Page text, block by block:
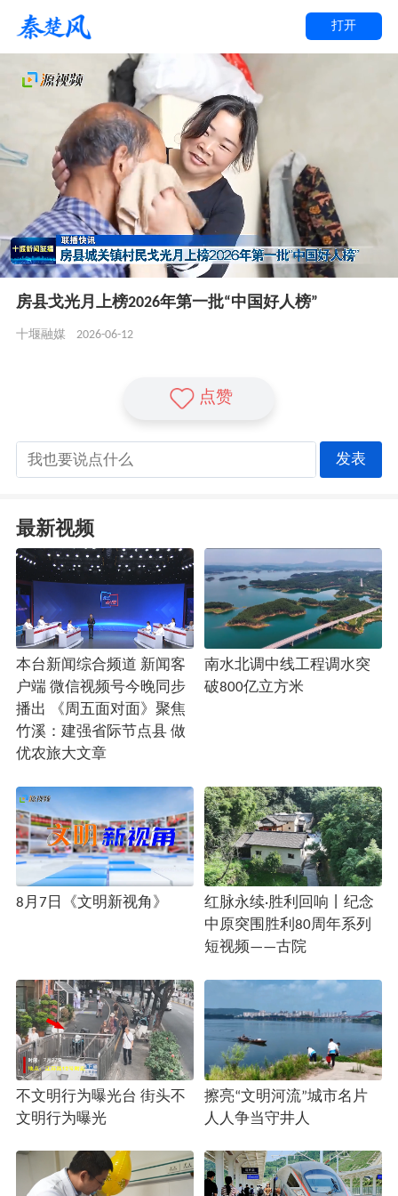
打开
房县戈光月上榜2026年第一批“中国好人榜”
十堰融媒 2026-06-12
点赞
发表
最新视频
本台新闻综合频道 新闻客
户端 微信视频号今晚同步
播出 《周五面对面》聚焦
竹溪：建强省际节点县 做
优农旅大文章
南水北调中线工程调水突
破800亿立方米
8月7日《文明新视角》
红脉永续·胜利回响丨纪念
中原突围胜利80周年系列
短视频——古院
不文明行为曝光台 街头不
文明行为曝光
擦亮“文明河流”城市名片
人人争当守井人